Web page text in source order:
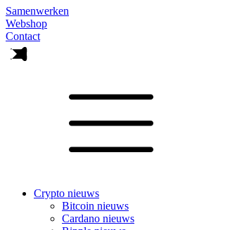
Samenwerken
Webshop
Contact
Crypto nieuws
Bitcoin nieuws
Cardano nieuws